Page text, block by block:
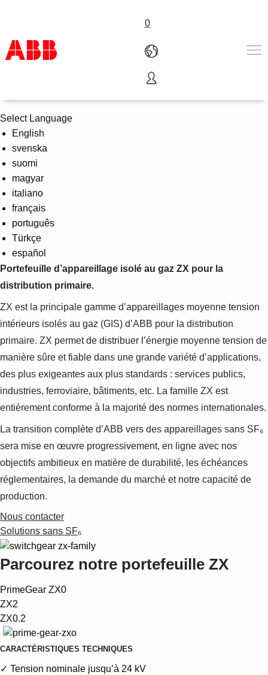
0
Produits & Services
Industries
Services
A propos
Où acheter
Carrières
Suggestions
See more products
Shopping list preview
0
Select Language
English
svenska
suomi
magyar
italiano
français
português
Türkçe
español
Portefeuille d’appareillage isolé au gaz ZX pour la
distribution primaire.
ZX est la principale gamme d’appareillages moyenne tension
intérieurs isolés au gaz (GIS) d’ABB pour la distribution
primaire. ZX permet de distribuer l’énergie moyenne tension de
manière sûre et fiable dans une grande variété d’applications,
des plus exigeantes aux plus standards : services publics,
industries, ferroviaire, bâtiments, etc. La famille ZX est
entièrement conforme à la majorité des normes internationales.
La transition complète d’ABB vers des appareillages sans SF₆
sera mise en œuvre progressivement, en ligne avec nos
objectifs ambitieux en matière de durabilité, les échéances
réglementaires, la demande du marché et notre capacité de
production.
Nous contacter
Solutions sans SF₆
Parcourez notre portefeuille ZX
PrimeGear ZX0
ZX2
ZX0.2
CARACTÉRISTIQUES TECHNIQUES
✓ Tension nominale jusqu’à 24 kV